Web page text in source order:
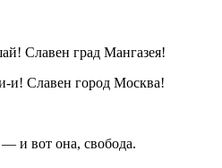
Славен град Мангазея!
и! Славен город Москва!
и вот она, свобода.